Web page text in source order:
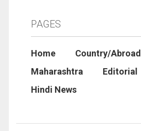
PAGES
Home
Country/Abroad
Maharashtra
Editorial
Hindi News